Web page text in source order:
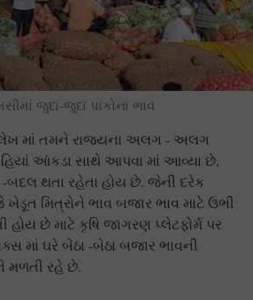
જુદા-જુદા પાકોના ભાવ
લેખ માં તમને રાજયના અલગ - અલગ
આંકડા સાથે આપવા માં આવ્યા છે,
બદલ થતા રહેતા હોય છે. જેની દરેક
મિત્રોને ભાવ બજાર ભાવ માટે ઉભી
હોય છે માટે કૃષિ જાગરણ પ્લેટફોર્મ પર
માં ઘરે બેઠા -બેઠા બજાર ભાવની
મળતી રહે છે.